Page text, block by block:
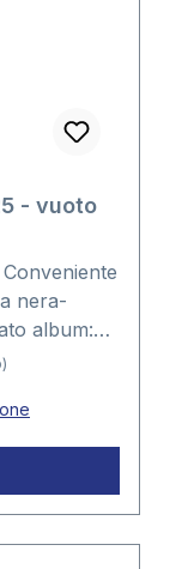
- vuoto
nera-
album: